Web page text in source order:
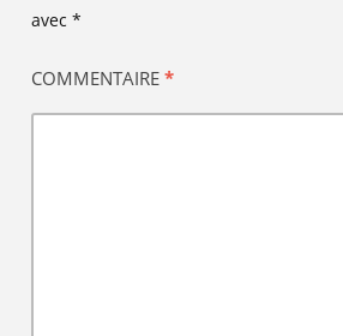
avec *
COMMENTAIRE *